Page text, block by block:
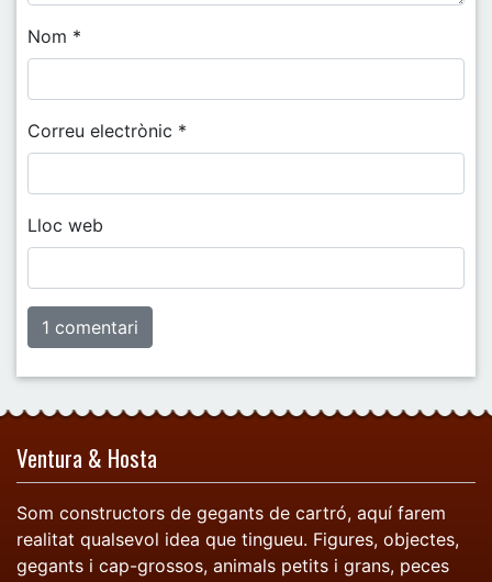
Nom *
Correu electrònic *
Lloc web
Ventura & Hosta
Som constructors de gegants de cartró, aquí farem
realitat qualsevol idea que tingueu. Figures, objectes,
gegants i cap-grossos, animals petits i grans, peces